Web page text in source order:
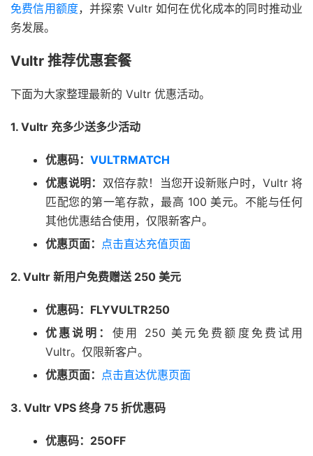
免费信用额度，并探索 Vultr 如何在优化成本的同时推动业
务发展。
Vultr 推荐优惠套餐
下面为大家整理最新的 Vultr 优惠活动。
1. Vultr 充多少送多少活动
优惠码： VULTRMATCH
优惠说明： 双倍存款！当您开设新账户时，Vultr 将
匹配您的第一笔存款，最高 100 美元。不能与任何
其他优惠结合使用，仅限新客户。
优惠页面： 点击直达充值页面
2. Vultr 新用户免费赠送 250 美元
优惠码：FLYVULTR250
优惠说明： 使用 250 美元免费额度免费试用
Vultr。仅限新客户。
优惠页面： 点击直达优惠页面
3. Vultr VPS 终身 75 折优惠码
优惠码：25OFF